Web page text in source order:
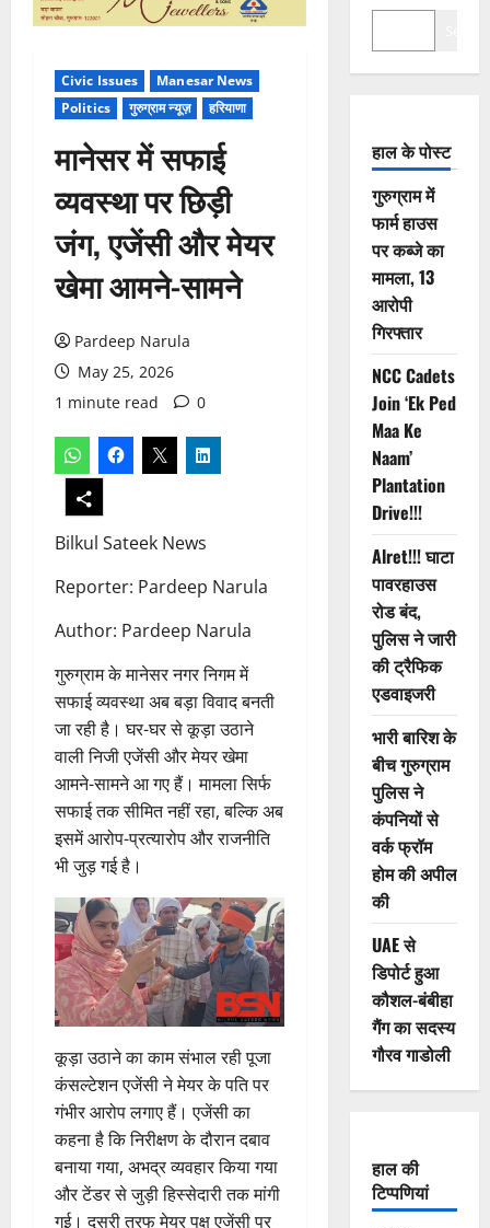
Civic Issues
Manesar News
Politics
गुरुग्राम न्यूज़ हरियाणा
मानेसर में सफाई
व्यवस्था पर छिड़ी
जंग, एजेंसी और मेयर
खेमा आमने-सामने
Pardeep Narula
May 25, 2026
1 minute read
0
Bilkul Sateek News
Reporter: Pardeep Narula
Author: Pardeep Narula
गुरुग्राम के मानेसर नगर निगम में
सफाई व्यवस्था अब बड़ा विवाद बनती
जा रही है। घर-घर से कूड़ा उठाने
वाली निजी एजेंसी और मेयर खेमा
आमने-सामने आ गए हैं। मामला सिर्फ
सफाई तक सीमित नहीं रहा, बल्कि अब
इसमें आरोप-प्रत्यारोप और राजनीति
भी जुड़ गई है।
कूड़ा उठाने का काम संभाल रही पूजा
कंसल्टेशन एजेंसी ने मेयर के पति पर
गंभीर आरोप लगाए हैं। एजेंसी का
कहना है कि निरीक्षण के दौरान दबाव
बनाया गया, अभद्र व्यवहार किया गया
और टेंडर से जुड़ी हिस्सेदारी तक मांगी
गई। दूसरी तरफ मेयर पक्ष एजेंसी पर
हाल के पोस्ट
गुरुग्राम में
फार्म हाउस
पर कब्जे का
मामला, 13
आरोपी
गिरफ्तार
NCC Cadets
Join ‘Ek Ped
Maa Ke
Naam’
Plantation
Drive!!!
Alret!!! घाटा
पावरहाउस
रोड बंद,
पुलिस ने जारी
की ट्रैफिक
एडवाइजरी
भारी बारिश के
बीच गुरुग्राम
पुलिस ने
कंपनियों से
वर्क फ्रॉम
होम की अपील
की
UAE से
डिपोर्ट हुआ
कौशल-बंबीहा
गैंग का सदस्य
गौरव गाडोली
हाल की
टिप्पणियां